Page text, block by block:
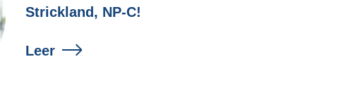
Strickland, NP-C!
Leer